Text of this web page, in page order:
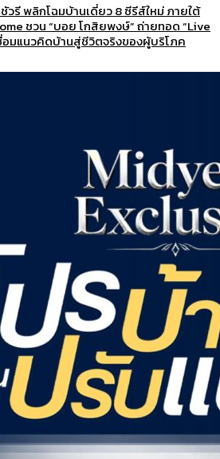
วรี พลิกโฉมบ้านเดี่ยว 8 ซีรีส์ใหม่ ภายใต้
ชวน “บอย โกสิยพงษ์” ถ่ายทอด “Live
อมแนวคิดบ้านสู่ชีวิตจริงของผู้บริโภค